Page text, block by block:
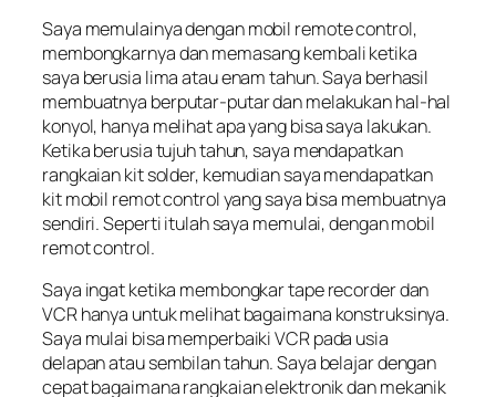
Saya memulainya dengan mobil remote control,
membongkarnya dan memasang kembali ketika
saya berusia lima atau enam tahun. Saya berhasil
membuatnya berputar-putar dan melakukan hal-hal
konyol, hanya melihat apa yang bisa saya lakukan.
Ketika berusia tujuh tahun, saya mendapatkan
rangkaian kit solder, kemudian saya mendapatkan
kit mobil remot control yang saya bisa membuatnya
sendiri. Seperti itulah saya memulai, dengan mobil
remot control.
Saya ingat ketika membongkar tape recorder dan
VCR hanya untuk melihat bagaimana konstruksinya.
Saya mulai bisa memperbaiki VCR pada usia
delapan atau sembilan tahun. Saya belajar dengan
cepat bagaimana rangkaian elektronik dan mekanik